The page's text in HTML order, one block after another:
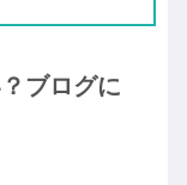
ブログに